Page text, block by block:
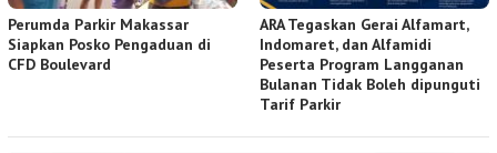
Perumda Parkir Makassar
Siapkan Posko Pengaduan di
CFD Boulevard
ARA Tegaskan Gerai Alfamart,
Indomaret, dan Alfamidi
Peserta Program Langganan
Bulanan Tidak Boleh dipunguti
Tarif Parkir